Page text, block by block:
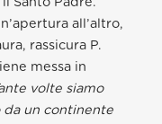
all’altro,
rassicura P.
messa in
volte siamo
un continente